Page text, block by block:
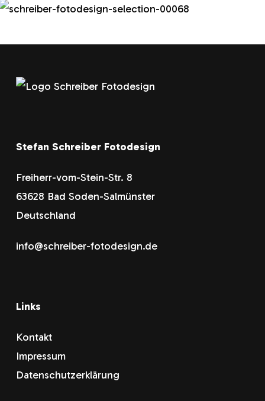
Stefan Schreiber Fotodesign
Freiherr-vom-Stein-Str. 8
63628 Bad Soden-Salmünster
Deutschland
info@schreiber-fotodesign.de
Links
Kontakt
Impressum
Datenschutzerklärung